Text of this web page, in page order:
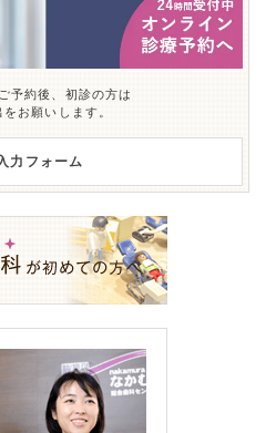
予約後、初診の方は
お願いします。
力フォーム